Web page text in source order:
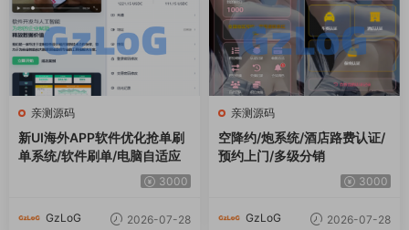
亲测源码
新UI海外APP软件优化抢单刷
单系统/软件刷单/电脑自适应
3000
GzLoG 2026-07-28
亲测源码
空降约/炮系统/酒店路费认证/
预约上门/多级分销
3000
GzLoG 2026-07-28